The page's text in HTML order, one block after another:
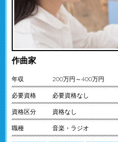
作曲家
年収 200万円～400万円
必要資格 必要資格なし
資格区分 資格なし
職種 音楽・ラジオ